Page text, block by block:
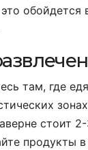
обойдется
там, где
стоит
продукты